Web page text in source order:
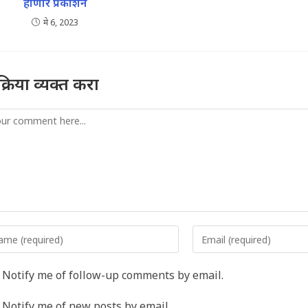
मे 6, 2023
व्यक्त करा
your
address
Notify me of follow-up comments by email.